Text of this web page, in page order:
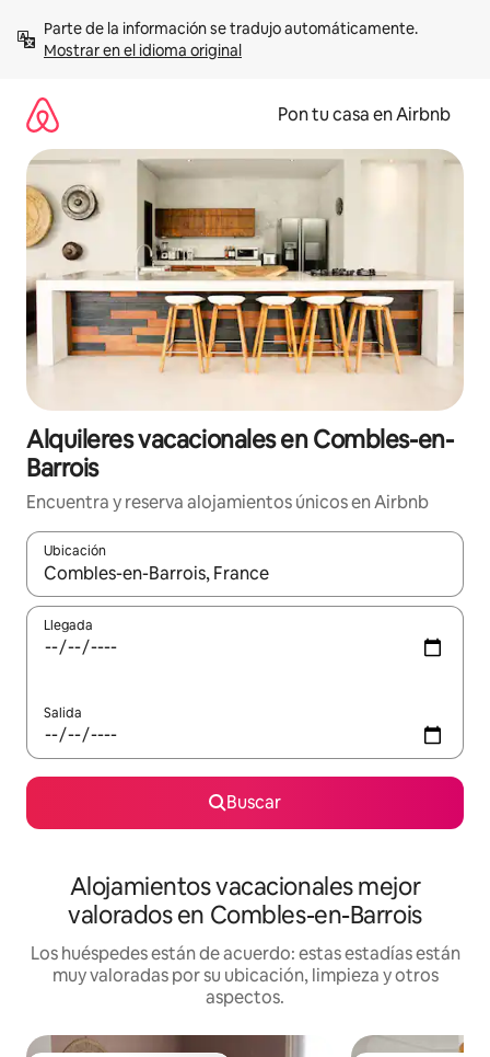
contenidoMostrar en el idioma original
Pon tu casa en Airbnb
Alquileres vacacionales en Combles-en-
Barrois
Encuentra y reserva alojamientos únicos en Airbnb
Ubicación
Cuando los resultados estén disponibles, navega con las
Llegada
Salida
Buscar
Alojamientos vacacionales mejor
valorados en Combles-en-Barrois
Los huéspedes están de acuerdo: estas estadías están
muy valoradas por su ubicación, limpieza y otros
aspectos.